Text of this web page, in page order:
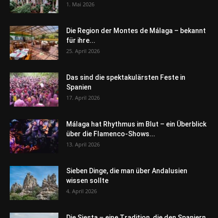
1. Mai 2026
Die Region der Montes de Málaga – bekannt
für ihre...
25. April 2026
Das sind die spektakulärsten Feste in
Spanien
17. April 2026
Málaga hat Rhythmus im Blut – ein Überblick
über die Flamenco-Shows...
13. April 2026
Sieben Dinge, die man über Andalusien
wissen sollte
4. April 2026